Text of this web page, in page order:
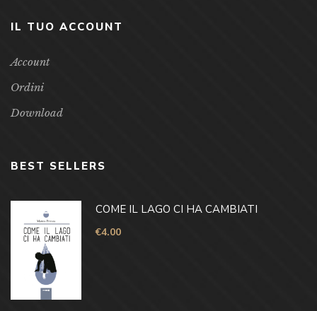
IL TUO ACCOUNT
Account
Ordini
Download
BEST SELLERS
COME IL LAGO CI HA CAMBIATI
€4.00